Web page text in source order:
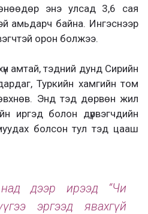
энэ улсад 3,6 сая
амьдарч байна. Ингэснээр
орон болжээ.
амтай, тэдний дунд Сирийн
Туркийн хамгийн том
Энд тэд дөрвөн жил
иргэд болон дүрвэгчдийн
болсон тул тэд цааш
над дээр ирээд “Чи
эргээд явахгүй